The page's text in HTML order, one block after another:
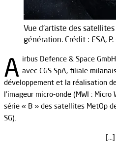
Vue d'artiste des
génération. Crédit : ESA, P.
A irbus Defence & Space
avec CGS SpA, filiale
développement et la réalisation
l’imageur micro-onde (MWI :
série « B » des satellites MetOp
SG).
[…]